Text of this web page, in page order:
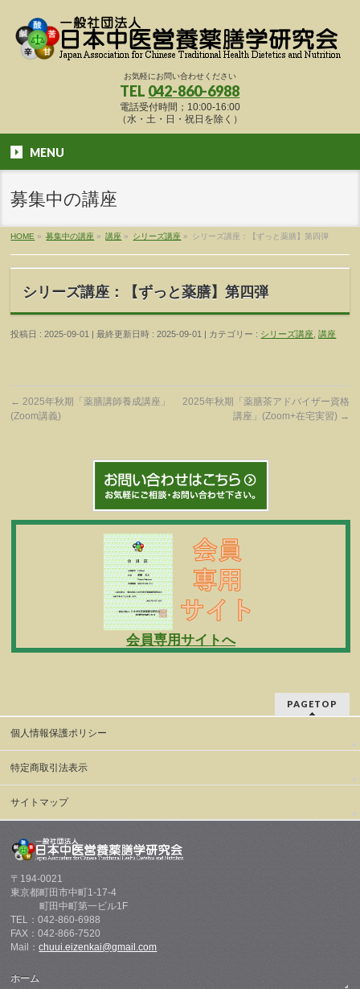
お気軽にお問い合わせください
TEL 042-860-6988
電話受付時間；10:00-16:00
（水・土・日・祝日を除く）
MENU
募集中の講座
HOME » 募集中の講座 » 講座 » シリーズ講座 » シリーズ講座：【ずっと薬膳】第四弾
シリーズ講座：【ずっと薬膳】第四弾
投稿日 : 2025-09-01 最終更新日時 : 2025-09-01 カテゴリー : シリーズ講座 ,講座
← 2025年秋期「薬膳講師養成講座」
(Zoom講義)
2025年秋期「薬膳茶アドバイザー資格
講座」(Zoom+在宅実習) →
会員専用サイトへ
PAGETOP
個人情報保護ポリシー
特定商取引法表示
サイトマップ
〒194-0021
東京都町田市中町1-17-4
町田中町第一ビル1F
TEL：042-860-6988
FAX：042-866-7520
Mail：chuui.eizenkai@gmail.com
ホーム